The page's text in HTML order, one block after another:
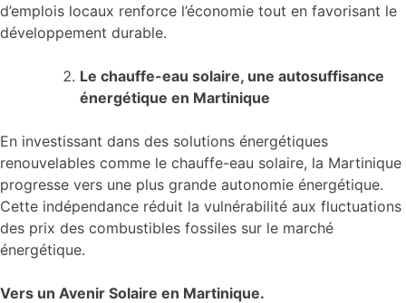
d’emplois locaux renforce l’économie tout en favorisant le
développement durable.
Le chauffe-eau solaire, une autosuffisance
énergétique en Martinique
En investissant dans des solutions énergétiques
renouvelables comme le chauffe-eau solaire, la Martinique
progresse vers une plus grande autonomie énergétique.
Cette indépendance réduit la vulnérabilité aux fluctuations
des prix des combustibles fossiles sur le marché
énergétique.
Vers un Avenir Solaire en Martinique.